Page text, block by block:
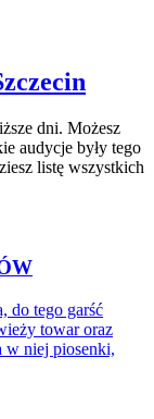
dni. Możesz
audycje były tego
listę wszystkich
do tego garść
towar oraz
w niej piosenki,